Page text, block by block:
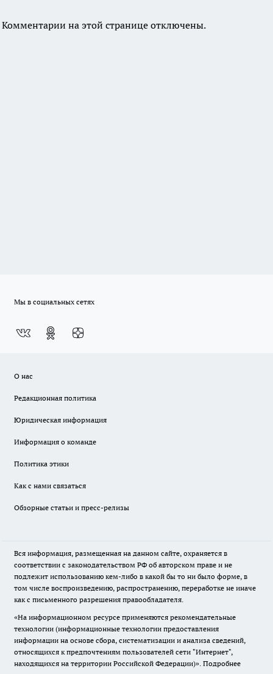
Комментарии на этой странице отключены.
Мы в социальных сетях
О нас
Редакционная политика
Юридическая информация
Информация о команде
Политика этики
Как с нами связаться
Обзорные статьи и пресс-релизы
Вся информация, размещенная на данном сайте, охраняется в
соответствии с законодательством РФ об авторском праве и не
подлежит использованию кем-либо в какой бы то ни было форме, в
том числе воспроизведению, распространению, переработке не иначе
как с письменного разрешения правообладателя.
«На информационном ресурсе применяются рекомендательные
технологии (информационные технологии предоставления
информации на основе сбора, систематизации и анализа сведений,
относящихся к предпочтениям пользователей сети "Интернет",
находящихся на территории Российской Федерации)». Подробнее